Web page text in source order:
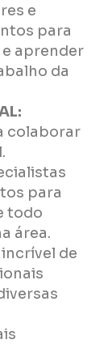
e
para
aprender
da
colaborar
para
todo
área.
de